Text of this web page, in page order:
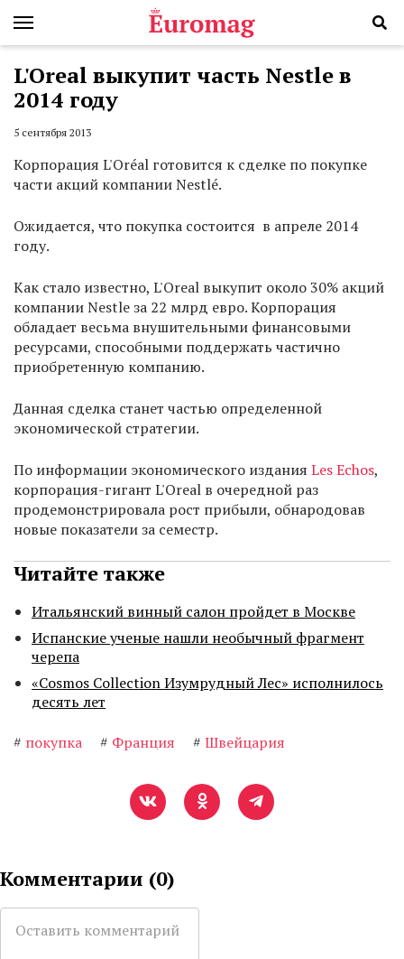
L'Oreal выкупит часть Nestle в
2014 году
5 сентября 2013
Корпорация L'Oréal готовится к сделке по покупке
части акций компании Nestlé.
Ожидается, что покупка состоится в апреле 2014
году.
Как стало известно, L'Oreal выкупит около 30% акций
компании Nestle за 22 млрд евро. Корпорация
обладает весьма внушительными финансовыми
ресурсами, способными поддержать частично
приобретенную компанию.
Данная сделка станет частью определенной
экономической стратегии.
По информации экономического издания Les Echos,
корпорация-гигант L'Oreal в очередной раз
продемонстрировала рост прибыли, обнародовав
новые показатели за семестр.
Читайте также
Итальянский винный салон пройдет в Москве
Испанские ученые нашли необычный фрагмент
черепа
«Cosmos Collection Изумрудный Лес» исполнилось
десять лет
# покупка # Франция # Швейцария
Комментарии (0)